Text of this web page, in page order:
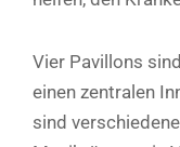
Vier Pavillons
einen zentralen
sind